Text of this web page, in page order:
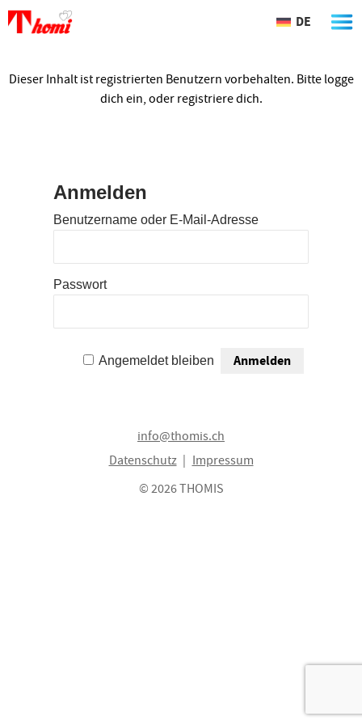
DE
Dieser Inhalt ist registrierten Benutzern vorbehalten. Bitte logge
dich ein, oder registriere dich.
Anmelden
Benutzername oder E-Mail-Adresse
Passwort
Angemeldet bleiben
© 2026 THOMIS
Datenschutz Impressum
info@thomis.ch